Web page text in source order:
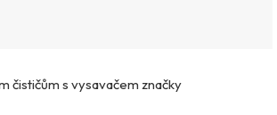
čističům s vysavačem značky